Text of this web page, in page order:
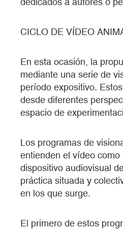
CICLO DE VÍDEO
En esta ocasión, la
mediante una serie de
período expositivo.
desde diferentes
espacio de
Los programas de
entienden el vídeo
dispositivo audiovisual
práctica situada y
en los que surge.
El primero de estos